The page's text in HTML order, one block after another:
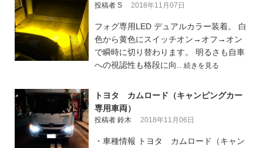
投稿者 S 2018年11月07日
フォグ専用LED デュアルカラー装着。 白
色から黄色にスイッチオン→オフ→オン
で瞬時に切り替わります。 明るさも自車
への視認性も格段に向.. 続きを見る
トヨタ カムロード（キャンピングカー
専用車両）
投稿者 鈴木 2018年11月06日
・車種情報 トヨタ カムロード（キャン